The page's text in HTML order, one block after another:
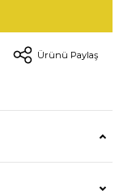
Ürünü Paylaş